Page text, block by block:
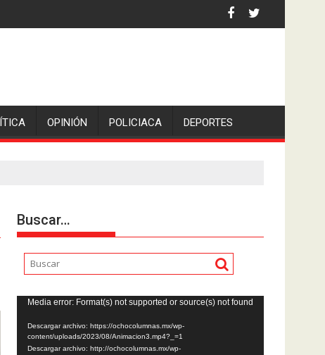
escolleras para evitar nuevos casos
como desaparecido.
OPINIÓN POLICIACA DEPORTES
Buscar…
Reproductor
de
vídeo
Media error: Format(s) not supported or source(s) not found
Descargar archivo: https://ochocolumnas.mx/wp-
content/uploads/2023/08/Animacion3.mp4?_=1
Descargar archivo: http://ochocolumnas.mx/wp-